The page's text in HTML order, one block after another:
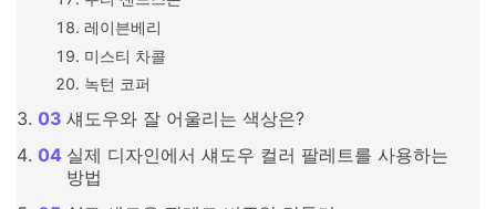
레이븐베리
미스티 차콜
녹턴 코퍼
섀도우와 잘 어울리는 색상은?
실제 디자인에서 섀도우 컬러 팔레트를 사용하는
방법